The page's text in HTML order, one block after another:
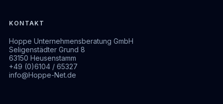
KONTAKT
Hoppe Unternehmensberatung GmbH
Seligenstädter Grund 8
63150 Heusenstamm
+49 (0)6104 / 65327
info@Hoppe-Net.de